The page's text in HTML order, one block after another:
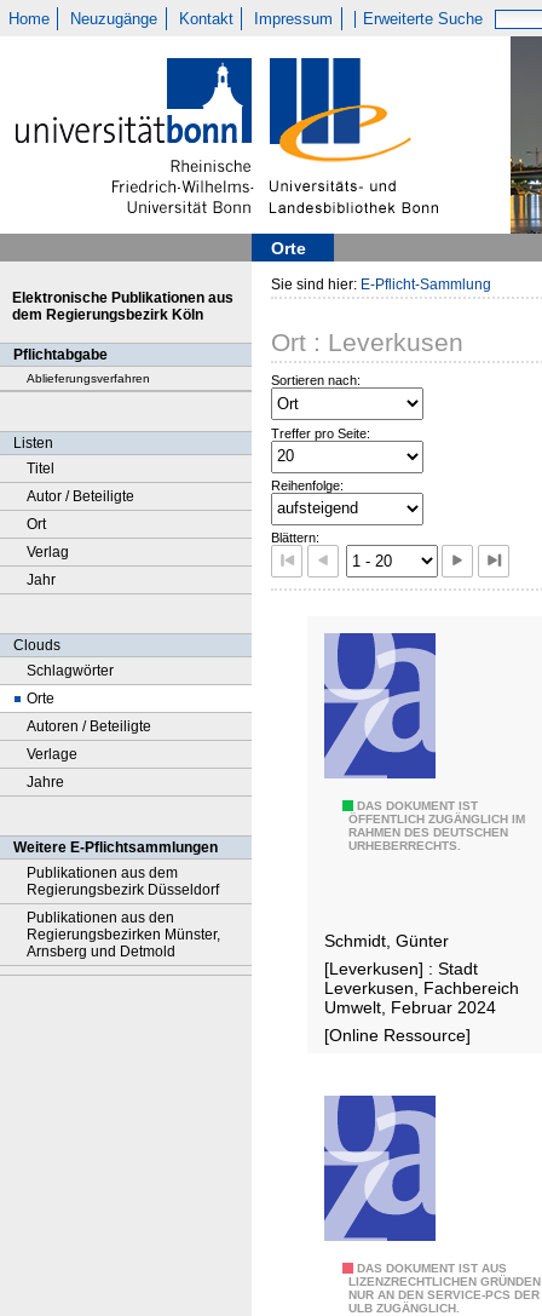
Home Neuzugänge Kontakt Impressum Erweiterte Suche
Orte
Elektronische Publikationen aus
dem Regierungsbezirk Köln
Pflichtabgabe
Ablieferungsverfahren
Listen
Titel
Autor / Beteiligte
Ort
Verlag
Jahr
Clouds
Schlagwörter
Orte
Autoren / Beteiligte
Verlage
Jahre
Weitere E-Pflichtsammlungen
Publikationen aus dem
Regierungsbezirk Düsseldorf
Publikationen aus den
Regierungsbezirken Münster,
Arnsberg und Detmold
Sie sind hier: E-Pflicht-Sammlung
Ort : Leverkusen
Sortieren nach:
Treffer pro Seite:
Reihenfolge:
Blättern:
DAS DOKUMENT IST
ÖFFENTLICH ZUGÄNGLICH IM
RAHMEN DES DEUTSCHEN
URHEBERRECHTS.
a
u
t
e
u
d
s
o
Schmidt, Günter
[Leverkusen] : Stadt
Leverkusen, Fachbereich
Umwelt, Februar 2024
[Online Ressource]
DAS DOKUMENT IST AUS
LIZENZRECHTLICHEN GRÜNDEN
NUR AN DEN SERVICE-PCS DER
ULB ZUGÄNGLICH.